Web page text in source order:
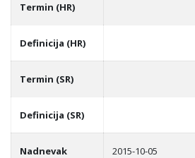
Termin (HR)
Definicija (HR)
Termin (SR)
Definicija (SR)
Nadnevak 2015-10-05